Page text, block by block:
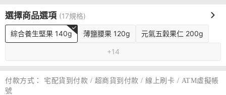
選擇商品選項 (17規格)
綜合養生堅果 140g 薄鹽腰果 120g 元氣五穀果仁 200g
+14
付款方式：
宅配貨到付款 / 超商貨到付款 / 線上刷卡 / ATM虛擬帳
號